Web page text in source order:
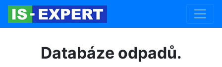
Databáze odpadů.